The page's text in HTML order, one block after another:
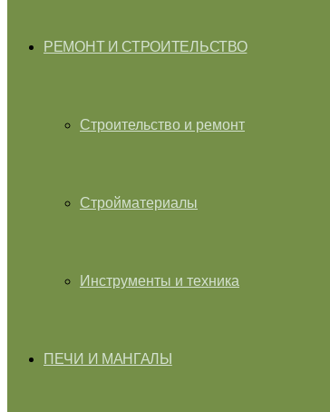
РЕМОНТ И СТРОИТЕЛЬСТВО
Строительство и ремонт
Стройматериалы
Инструменты и техника
ПЕЧИ И МАНГАЛЫ